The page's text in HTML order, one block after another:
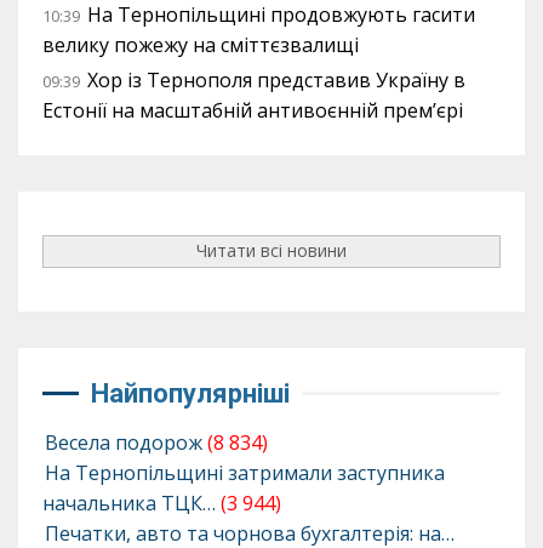
10:39 На Тернопільщині продовжують гасити
велику пожежу на сміттєзвалищі
09:39 Хор із Тернополя представив Україну в
Естонії на масштабній антивоєнній прем’єрі
Читати всі новини
Найпопулярніші
Весела подорож(8 834)
На Тернопільщині затримали заступника
начальника ТЦК… (3 944)
Печатки, авто та чорнова бухгалтерія: на…